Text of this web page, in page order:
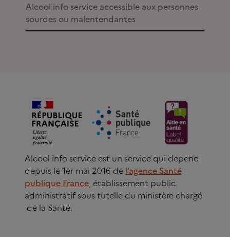
Alcool info service accessible aux personnes
sourdes ou malentendantes
Alcool info service est un service qui dépend
depuis le 1er mai 2016 de l’agence Santé
publique France, établissement public
administratif sous tutelle du ministère chargé
de la Santé.